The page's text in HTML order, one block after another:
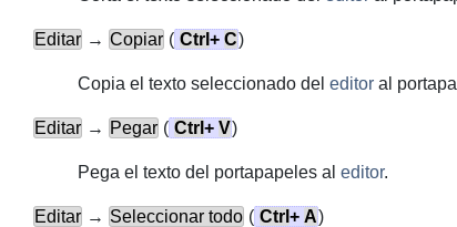
Editar → Copiar ( Ctrl + C)
Copia el texto seleccionado del editor al
Editar → Pegar ( Ctrl + V)
Pega el texto del portapapeles al editor.
Editar → Seleccionar todo ( Ctrl + A)